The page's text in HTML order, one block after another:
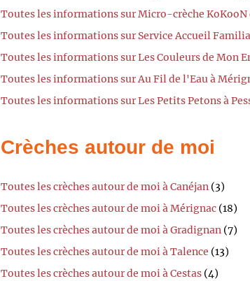
Toutes les informations sur Micro-crèche KoKooN
Toutes les informations sur Service Accueil
Toutes les informations sur Les Couleurs de Mon
Toutes les informations sur Au Fil de l'Eau à
Toutes les informations sur Les Petits Petons à
Crèches autour de moi
Toutes les crèches autour de moi à Canéjan (3)
Toutes les crèches autour de moi à Mérignac (18)
Toutes les crèches autour de moi à Gradignan (7)
Toutes les crèches autour de moi à Talence (13)
Toutes les crèches autour de moi à Cestas (4)